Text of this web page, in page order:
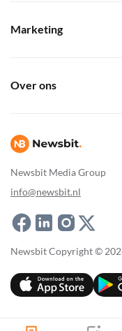
Newsbit Media Group
info@newsbit.nl
Marketing
Over ons
Newsbit Copyright ©